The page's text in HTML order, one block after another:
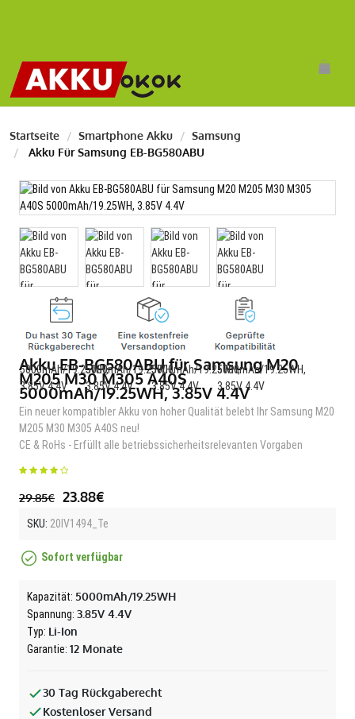
Startseite Smartphone Akku
Samsung
Akku Für Samsung EB-BG580ABU
Akku EB-BG580ABU für Samsung M20
M205 M30 M305 A40S
5000mAh/19.25WH, 3.85V 4.4V
Ein neuer kompatibler Akku von hoher Qualität belebt Ihr Samsung M20
M205 M30 M305 A40S neu!
CE & RoHs - Erfüllt alle betriebssicherheitsrelevanten Vorgaben
29.85€ 23.88€
SKU: 20IV1494_Te
Sofort verfügbar
Kapazität: 5000mAh/19.25WH
Spannung: 3.85V 4.4V
Typ: Li-Ion
Garantie: 12 Monate
30 Tag Rückgaberecht
Kostenloser Versand